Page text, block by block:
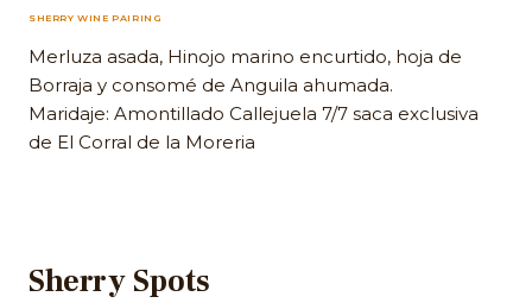
SHERRY WINE PAIRING
Merluza asada, Hinojo marino encurtido, hoja de
Borraja y consomé de Anguila ahumada.
Maridaje: Amontillado Callejuela 7/7 saca exclusiva
de El Corral de la Moreria
Sherry Spots